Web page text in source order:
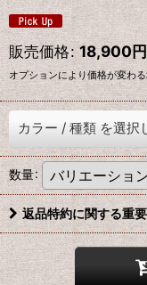
販売価格: 18,900円
オプションにより価格が変わ
カラー / 種類 を選択
数量:
返品特約に関する重